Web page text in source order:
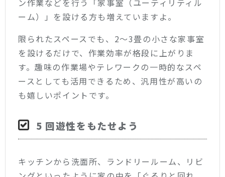
ーム）」を設ける方も増えていますよ。
限られたスペースでも、2〜3畳の小さな家事室
を設けるだけで、作業効率が格段に上がりま
す。趣味の作業場やテレワークの一時的なスペ
ースとしても活用できるため、汎用性が高いの
も嬉しいポイントです。
5 回遊性をもたせよう
キッチンから洗面所、ランドリールーム、リビ